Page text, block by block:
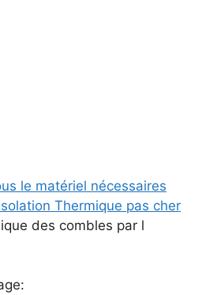
le matériel nécessaires
Thermique pas cher
des combles par l